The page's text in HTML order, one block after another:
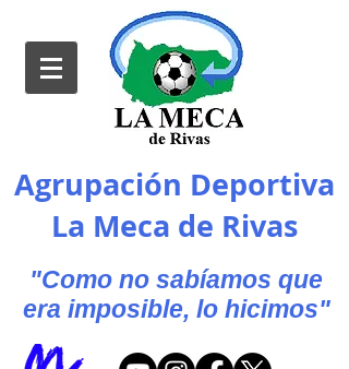
Agrupación Deportiva
La Meca de Rivas
"Como no sabíamos que
era imposible, lo hicimos"